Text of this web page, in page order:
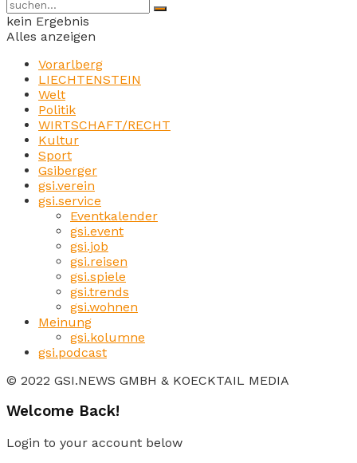
kein Ergebnis
Alles anzeigen
Vorarlberg
LIECHTENSTEIN
Welt
Politik
WIRTSCHAFT/RECHT
Kultur
Sport
Gsiberger
gsi.verein
gsi.service
Eventkalender
gsi.event
gsi.job
gsi.reisen
gsi.spiele
gsi.trends
gsi.wohnen
Meinung
gsi.kolumne
gsi.podcast
© 2022 GSI.NEWS GMBH & KOECKTAIL MEDIA
Welcome Back!
Login to your account below